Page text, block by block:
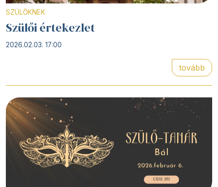
SZÜLŐKNEK
Szülői értekezlet
2026.02.03. 17:00
tovább